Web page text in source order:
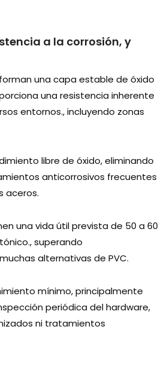
a la corrosión, y
una capa estable de óxido
una resistencia inherente
entornos., incluyendo zonas
libre de óxido, eliminando
anticorrosivos frecuentes
aceros.
una vida útil prevista de 50 a 60
superando
alternativas de PVC.
mínimo, principalmente
periódica del hardware,
ni tratamientos